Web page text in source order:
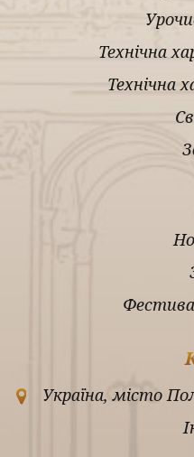
Технічна
Технічна
Україна, місто